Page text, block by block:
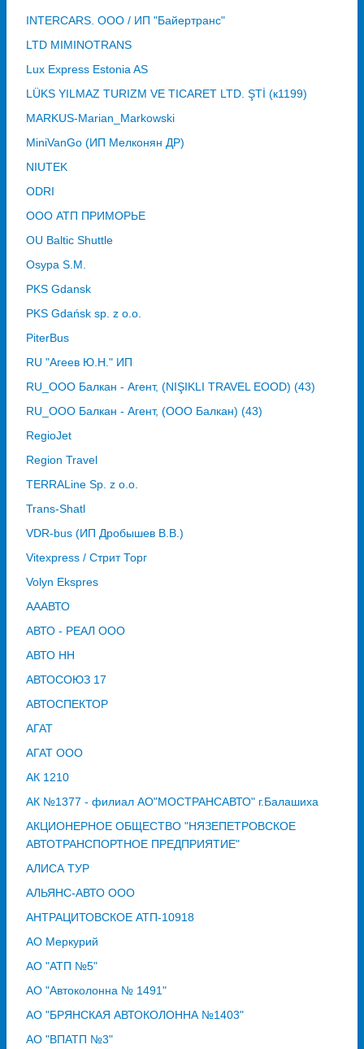
INTERCARS. ООО / ИП "Байертранс"
LTD MIMINOTRANS
Lux Express Estonia AS
LÜKS YILMAZ TURIZM VE TICARET LTD. ŞTİ (к1199)
MARKUS-Marian_Markowski
MiniVanGo (ИП Мелконян ДР)
NIUTEK
ODRI
OOO АТП ПРИМОРЬЕ
OU Baltic Shuttle
Osypa S.M.
PKS Gdansk
PKS Gdańsk sp. z o.o.
PiterBus
RU "Агеев Ю.Н." ИП
RU_ООО Балкан - Агент, (NIŞIKLI TRAVEL EOOD) (43)
RU_ООО Балкан - Агент, (ООО Балкан) (43)
RegioJet
Region Travel
TERRALine Sp. z o.o.
Trans-Shatl
VDR-bus (ИП Дробышев В.В.)
Vitexpress / Стрит Торг
Volyn Ekspres
АААВТО
АВТО - РЕАЛ ООО
АВТО НН
АВТОСОЮЗ 17
АВТОСПЕКТОР
АГАТ
АГАТ ООО
АК 1210
АК №1377 - филиал АО"МОСТРАНСАВТО" г.Балашиха
АКЦИОНЕРНОЕ ОБЩЕСТВО "НЯЗЕПЕТРОВСКОЕ
АВТОТРАНСПОРТНОЕ ПРЕДПРИЯТИЕ"
АЛИСА ТУР
АЛЬЯНС-АВТО ООО
АНТРАЦИТОВСКОЕ АТП-10918
АО Меркурий
АО "АТП №5"
АО "Автоколонна № 1491"
АО "БРЯНСКАЯ АВТОКОЛОННА №1403"
АО "ВПАТП №3"